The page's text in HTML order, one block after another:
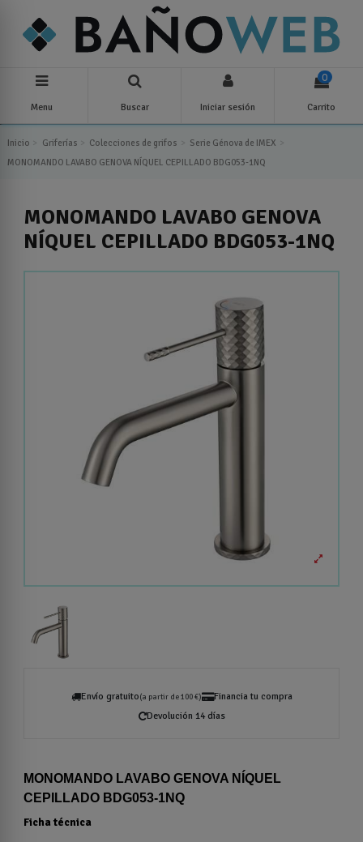
Menu Buscar Iniciar sesión
0
Carrito
Inicio Griferías Colecciones de grifos
Serie Génova de IMEX
MONOMANDO LAVABO GENOVA NÍQUEL CEPILLADO BDG053-1NQ
MONOMANDO LAVABO GENOVA
NÍQUEL CEPILLADO BDG053-1NQ
Envío gratuito(a partir de 100 €)
Financia tu compra
Devolución 14 días
MONOMANDO LAVABO GENOVA NÍQUEL
CEPILLADO BDG053-1NQ
Ficha técnica